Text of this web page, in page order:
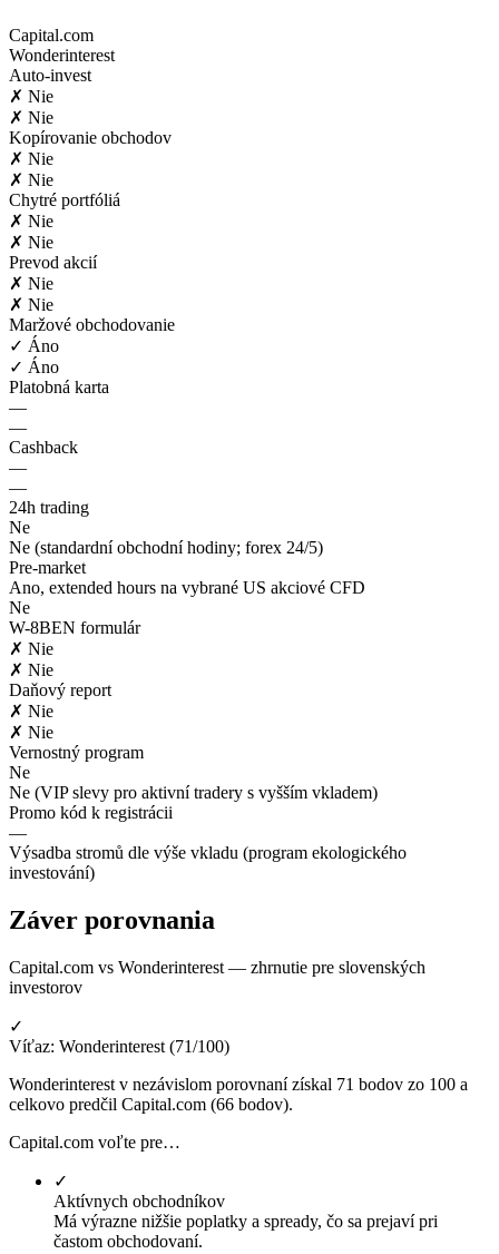
Capital.com
Wonderinterest
Auto-invest
✗ Nie
✗ Nie
Kopírovanie obchodov
✗ Nie
✗ Nie
Chytré portfóliá
✗ Nie
✗ Nie
Prevod akcií
✗ Nie
✗ Nie
Maržové obchodovanie
✓ Áno
✓ Áno
Platobná karta
—
—
Cashback
—
—
24h trading
Ne
Ne (standardní obchodní hodiny; forex 24/5)
Pre-market
Ano, extended hours na vybrané US akciové CFD
Ne
W-8BEN formulár
✗ Nie
✗ Nie
Daňový report
✗ Nie
✗ Nie
Vernostný program
Ne
Ne (VIP slevy pro aktivní tradery s vyšším vkladem)
Promo kód k registrácii
—
Výsadba stromů dle výše vkladu (program ekologického
investování)
Záver porovnania
Capital.com vs Wonderinterest — zhrnutie pre slovenských
investorov
✓
Víťaz: Wonderinterest (71/100)
Wonderinterest v nezávislom porovnaní získal 71 bodov zo 100 a
celkovo predčil Capital.com (66 bodov).
Capital.com voľte pre…
✓
Aktívnych obchodníkov
Má výrazne nižšie poplatky a spready, čo sa prejaví pri
častom obchodovaní.